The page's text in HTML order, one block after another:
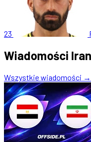
23
Wiadomości Iran
Wszystkie wiadomości →